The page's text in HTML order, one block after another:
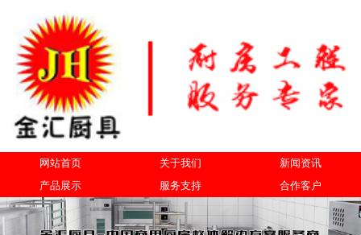
网站首页 关于我们
新闻资讯
产品展示
服务支持 合作客户